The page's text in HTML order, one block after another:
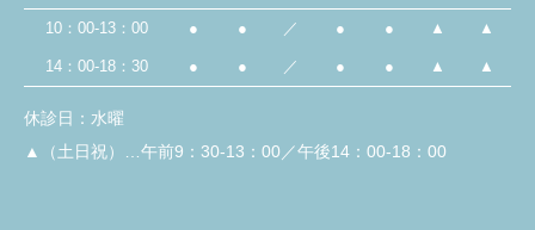
10：00-13：00 ● ● ／ ● ● ▲ ▲
14：00-18：30 ● ● ／ ● ● ▲ ▲
休診日：水曜
▲（土日祝）…午前9：30-13：00／午後14：00-18：00